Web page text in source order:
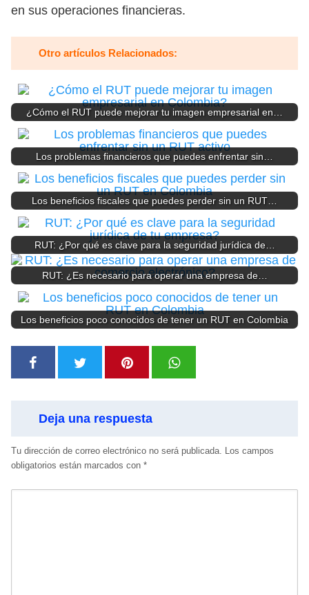
en sus operaciones financieras.
Otro artículos Relacionados:
¿Cómo el RUT puede mejorar tu imagen empresarial en…
Los problemas financieros que puedes enfrentar sin…
Los beneficios fiscales que puedes perder sin un RUT…
RUT: ¿Por qué es clave para la seguridad jurídica de…
RUT: ¿Es necesario para operar una empresa de…
Los beneficios poco conocidos de tener un RUT en Colombia
Deja una respuesta
Tu dirección de correo electrónico no será publicada. Los campos
obligatorios están marcados con *